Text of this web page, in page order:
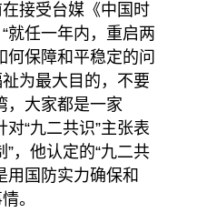
接受台媒《中国时
就任一年内，重启两
何保障和平稳定的问
为最大目的，不要
，大家都是一家
“九二共识”主张表
，他认定的“九二共
用国防实力确保和
。